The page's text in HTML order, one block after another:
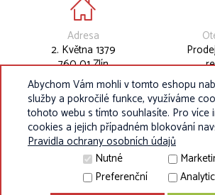
Adresa
2. Května 1379
760 01 Zlín
Abychom Vám mohli v tomto eshopu
služby a pokročilé funkce, využíváme
tohoto webu s tímto souhlasíte. Pro více
cookies a jejich případném blokování
Pravidla ochrany osobních údajů
Nutné
Preferenční